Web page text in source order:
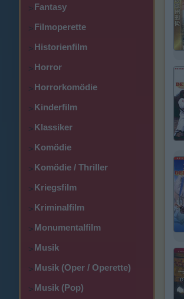
>Fantasy
>Filmoperette
>Historienfilm
>Horror
>Horrorkomödie
>Kinderfilm
>Klassiker
>Komödie
>Komödie / Thriller
>Kriegsfilm
>Kriminalfilm
>Monumentalfilm
>Musik
>Musik (Oper / Operette)
>Musik (Pop)